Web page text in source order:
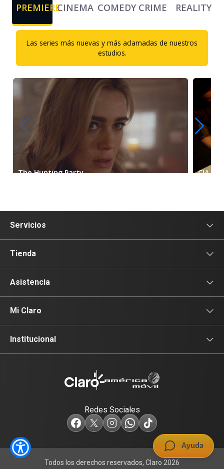
Ayuda
Servicios
Servicios Móviles
Servicios Hogar
Ultra Wifi
Entretenimiento
Tienda
Celulares
Planes Pospago
Planes Claro Hogar
Términos y condiciones
Asistencia
Asistencia
Nuestras tiendas
Mi Claro
Inicio de sesión
Institucional
Redes Sociales
Todos los derechos reservados, Claro 2026